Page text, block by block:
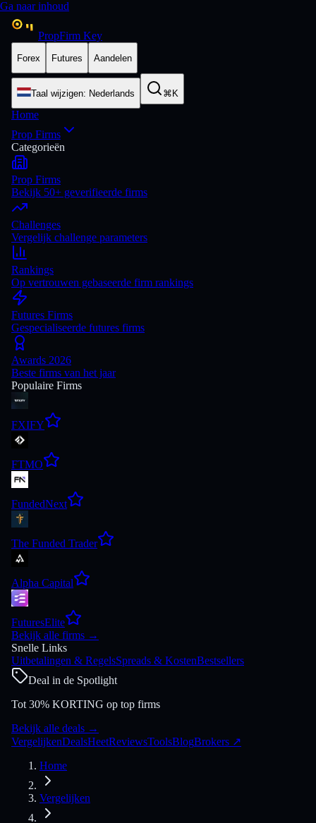
Ga naar inhoud
PropFirm Key
Forex Futures Aandelen
Taal wijzigen: Nederlands ⌘K
Home
Prop Firms
Categorieën
Prop Firms
Bekijk 50+ geverifieerde firms
Challenges
Vergelijk challenge parameters
Rankings
Op vertrouwen gebaseerde firm rankings
Futures Firms
Gespecialiseerde futures firms
Awards 2026
Beste firms van het jaar
Populaire Firms
FXIFY
FTMO
FundedNext
The Funded Trader
Alpha Capital
FuturesElite
Bekijk alle firms →
Snelle Links
Uitbetalingen & RegelsSpreads & KostenBestsellers
Deal in de Spotlight
Tot 30% KORTING op top firms
Bekijk alle deals →
VergelijkenDealsHeetReviewsToolsBlogBrokers ↗
Home
Vergelijken